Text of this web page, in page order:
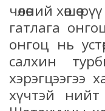
чөлөөний
гатлага
онгоц нь
салхин
хүчтэй